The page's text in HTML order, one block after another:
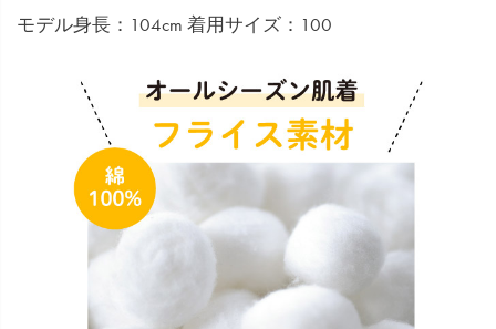
モデル身長：104cm 着用サイズ：100